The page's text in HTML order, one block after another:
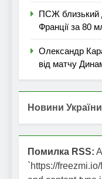
ПСЖ близький
Франції за 80
Олександр
від матчу
Новини
Помилка RSS:
`https://